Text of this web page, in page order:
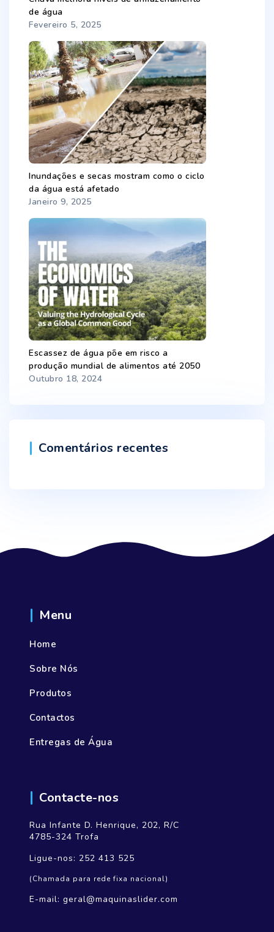
de água
Fevereiro 5, 2025
Inundações e secas mostram como o ciclo
da água está afetado
Janeiro 9, 2025
Escassez de água põe em risco a
produção mundial de alimentos até 2050
Outubro 18, 2024
Comentários recentes
Menu
Home
Sobre Nós
Produtos
Contactos
Entregas de Água
Contacte-nos
Rua Infante D. Henrique, 202, R/C
4785-324 Trofa
Ligue-nos: 252 413 525
(Chamada para rede fixa nacional)
E-mail: geral@maquinaslider.com